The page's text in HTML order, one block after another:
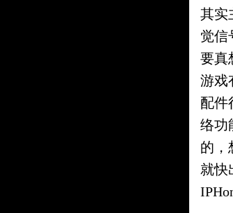
其实
觉信
要真
游戏
配件
络功
的，
就快